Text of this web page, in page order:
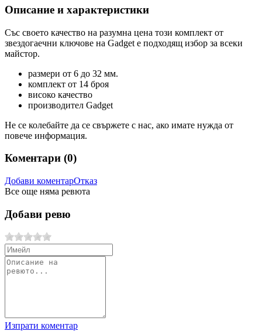
Описание и характеристики
Със своето качество на разумна цена този комплект от
звездогаечни ключове на Gadget е подходящ избор за всеки
майстор.
размери от 6 до 32 мм.
комплект от 14 броя
високо качество
производител Gadget
Не се колебайте да се свържете с нас, ако имате нужда от
повече информация.
Коментари (0)
Добави коментарОтказ
Все още няма ревюта
Добави ревю
Изпрати коментар